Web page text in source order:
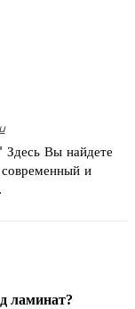
Вы найдете
современный и
ламинат?